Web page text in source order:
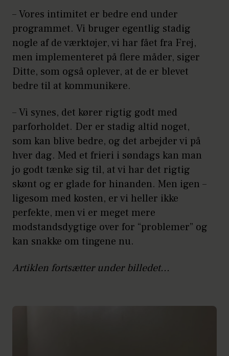
– Vores intimitet er bedre end under
programmet. Vi bruger egentlig stadig
nogle af de værktøjer, vi har fået fra Frej,
men implementeret på flere måder, siger
Ditte, som også oplever, at de er blevet
bedre til at kommunikere.
– Vi synes, det kører rigtig godt med
parforholdet. Der er stadig altid noget,
som kan blive bedre, og det arbejder vi på
hver dag. Med et frieri i søndags kan man
jo godt tænke sig til, at vi har det rigtig
skønt og er glade for hinanden. Men igen –
ligesom med kosten, er vi heller ikke
perfekte, men vi er meget mere
modstandsdygtige over for “problemer” og
kan snakke om tingene nu.
Artiklen fortsætter under billedet...